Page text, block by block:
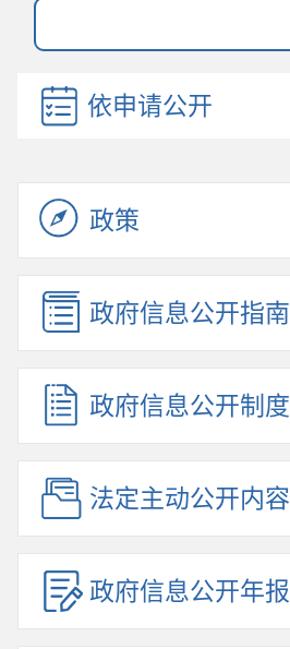
依申请公开
政策
政府信息公开指南
政府信息公开制度
法定主动公开内容
政府信息公开年报